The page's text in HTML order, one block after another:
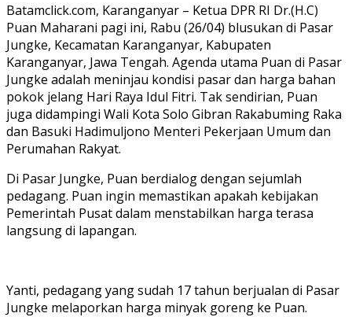
Batamclick.com, Karanganyar – Ketua DPR RI Dr.(H.C)
Puan Maharani pagi ini, Rabu (26/04) blusukan di Pasar
Jungke, Kecamatan Karanganyar, Kabupaten
Karanganyar, Jawa Tengah. Agenda utama Puan di Pasar
Jungke adalah meninjau kondisi pasar dan harga bahan
pokok jelang Hari Raya Idul Fitri. Tak sendirian, Puan
juga didampingi Wali Kota Solo Gibran Rakabuming Raka
dan Basuki Hadimuljono Menteri Pekerjaan Umum dan
Perumahan Rakyat.
Di Pasar Jungke, Puan berdialog dengan sejumlah
pedagang. Puan ingin memastikan apakah kebijakan
Pemerintah Pusat dalam menstabilkan harga terasa
langsung di lapangan.
Yanti, pedagang yang sudah 17 tahun berjualan di Pasar
Jungke melaporkan harga minyak goreng ke Puan.